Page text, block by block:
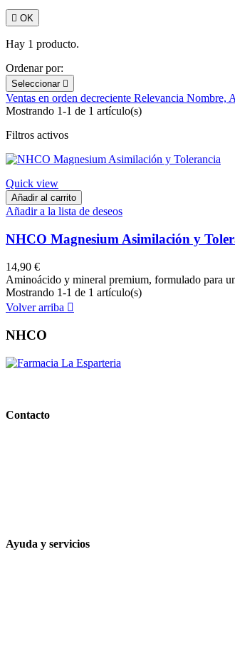
 OK
Hay 1 producto.
Ordenar por:
Seleccionar 
Ventas en orden decreciente Relevancia Nombre,
Mostrando 1-1 de 1 artículo(s)
Filtros activos
Quick view
Añadir al carrito
Añadir a la lista de deseos
NHCO Magnesium Asimilación y
14,90 €
Aminoácido y mineral premium, formulado para
Mostrando 1-1 de 1 artículo(s)
Volver arriba 
NHCO
Contacto
Ayuda y servicios